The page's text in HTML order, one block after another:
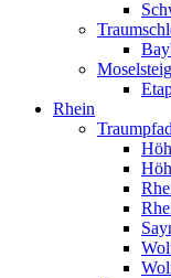
Moselsteig
Rhein